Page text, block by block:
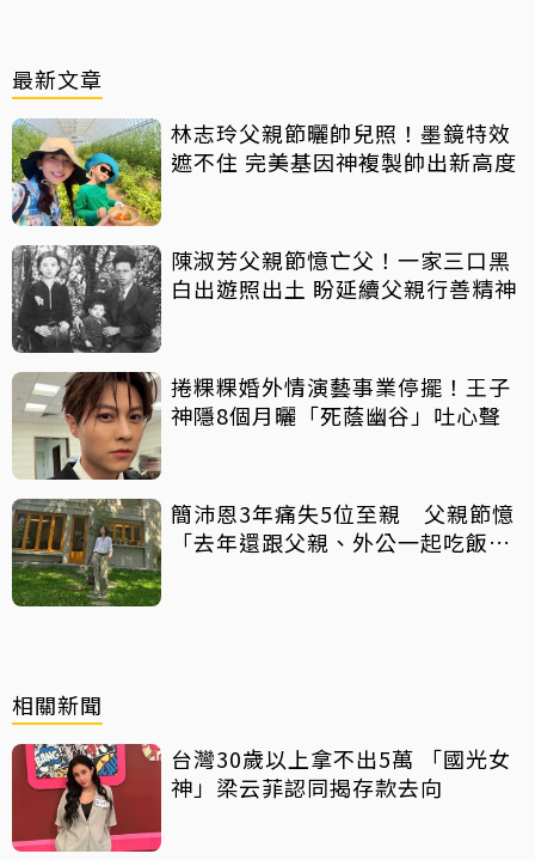
最新文章
林志玲父親節曬帥兒照！墨鏡特效
遮不住 完美基因神複製帥出新高度
陳淑芳父親節憶亡父！一家三口黑
白出遊照出土 盼延續父親行善精神
捲粿粿婚外情演藝事業停擺！王子
神隱8個月曬「死蔭幽谷」吐心聲
簡沛恩3年痛失5位至親 父親節憶
「去年還跟父親、外公一起吃飯聊
相關新聞
台灣30歲以上拿不出5萬 「國光女
神」梁云菲認同揭存款去向